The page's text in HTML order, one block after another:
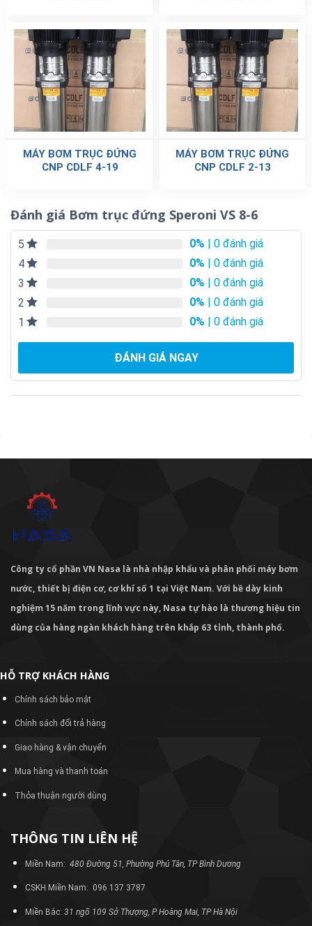
MÁY BƠM TRỤC ĐỨNG
CNP CDLF 4-19
MÁY BƠM TRỤC ĐỨNG
CNP CDLF 2-13
Đánh giá Bơm trục đứng Speroni VS 8-6
5 0% | 0 đánh giá
4
0% | 0 đánh giá
3
0% | 0 đánh giá
2
0% | 0 đánh giá
1
0% | 0 đánh giá
ĐÁNH GIÁ NGAY
Công ty cổ phần VN Nasa là nhà nhập khẩu và phân phối máy bơm
nước, thiết bị điện cơ, cơ khí số 1 tại Việt Nam. Với bề dày kinh
nghiệm 15 năm trong lĩnh vực này, Nasa tự hào là thương hiệu tin
dùng của hàng ngàn khách hàng trên khắp 63 tỉnh, thành phố.
HỖ TRỢ KHÁCH HÀNG
Chính sách bảo mật
Chính sách đổi trả hàng
Giao hàng & vận chuyển
Mua hàng và thanh toán
Thỏa thuận người dùng
THÔNG TIN LIÊN HỆ
Miền Nam: 480 Đường 51, Phường Phú Tân, TP Bình Dương
CSKH Miền Nam: 096 137 3787
Miền Bắc: 31 ngõ 109 Sở Thượng, P Hoàng Mai, TP Hà Nội